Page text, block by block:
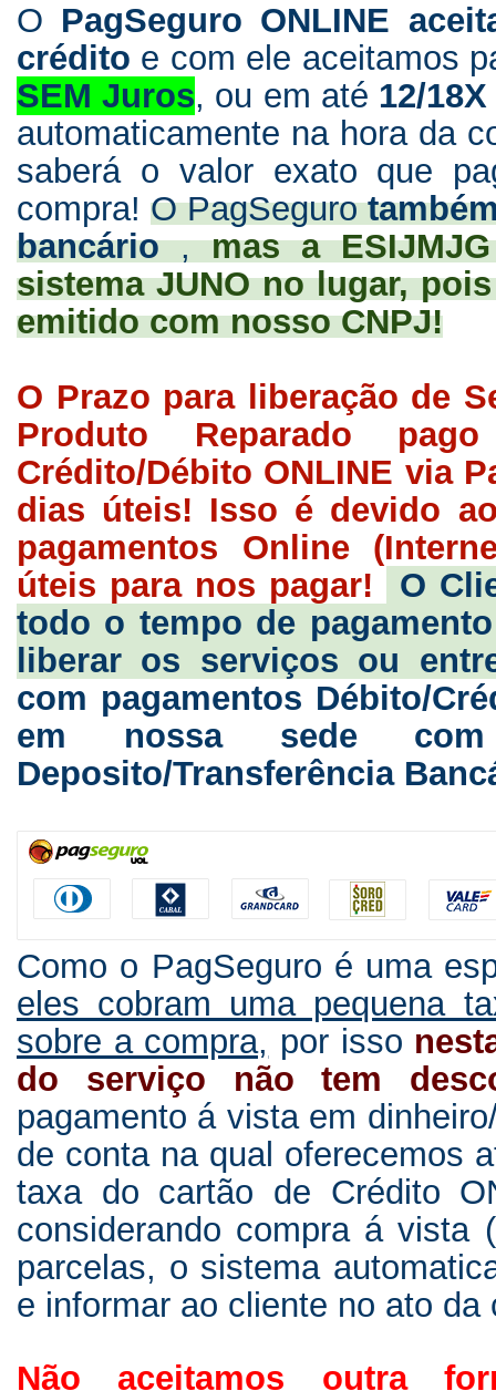
O PagSeguro ONLINE
crédito e com ele aceitamos
SEM Juros, ou em até 12/
automaticamente na hora da
saberá o valor exato que
compra! O PagSeguro
bancário,mas a
sistema JUNO no lugar,
emitido com nosso CNPJ!
O Prazo para liberação de
Produto Reparado
Crédito/Débito ONLINE via
dias úteis! Isso é devido
pagamentos Online
úteis para nos pagar!
O
todo o tempo de
liberar os serviços ou
com pagamentos Débito/
em nossa sede
Deposito/Transferência
Como o PagSeguro é uma
eles cobram uma pequena
sobre a compra, por isso
do serviço não tem
pagamento á vista em
de conta na qual oferecemos
taxa do cartão de Crédito
considerando compra á vista
parcelas, o sistema
e informar ao cliente no ato da
Não aceitamos outra